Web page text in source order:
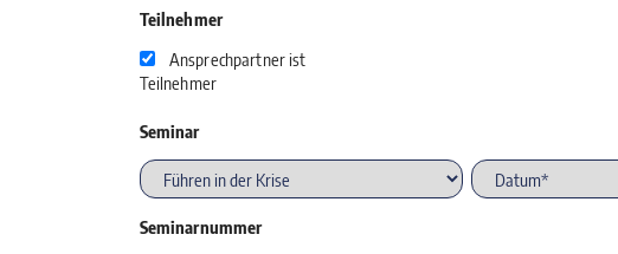
Teilnehmer
Ansprechpartner ist
Teilnehmer
Seminar
Seminarnummer